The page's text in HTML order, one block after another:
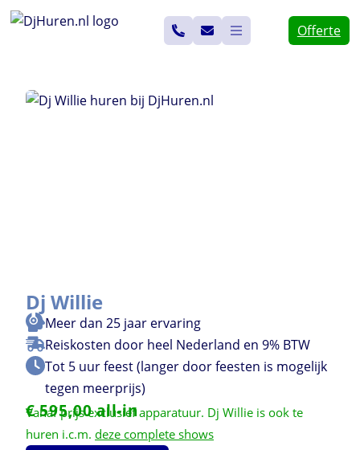
Ga
Offerte
Dj Willie
Meer dan 25 jaar ervaring
Reiskosten door heel Nederland en 9% BTW
Tot 5 uur feest (langer door feesten is mogelijk
tegen meerprijs)
€ 595,00 all-in
Vanaf prijs exclusief apparatuur. Dj Willie is ook te
huren i.c.m. deze complete shows